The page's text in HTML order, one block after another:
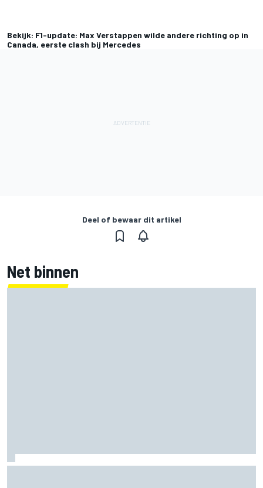
Bekijk: F1-update: Max Verstappen wilde andere richting op in
Canada, eerste clash bij Mercedes
Deel of bewaar dit artikel
Net binnen